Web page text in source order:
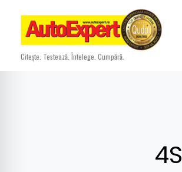
content
Citește. Testează. Întelege. Cumpără.
4S